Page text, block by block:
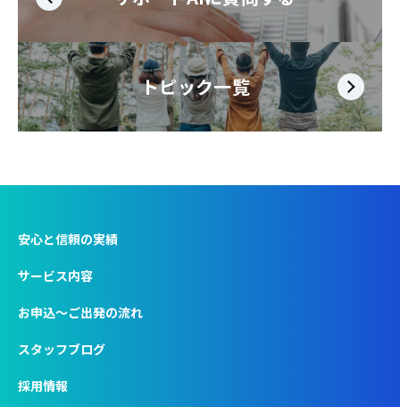
トピック一覧
安心と信頼の実績
サービス内容
お申込〜ご出発の流れ
スタッフブログ
採用情報